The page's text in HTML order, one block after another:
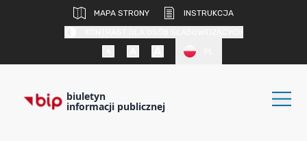
MAPA STRONY
INSTRUKCJA
biuletyn
informacji publicznej